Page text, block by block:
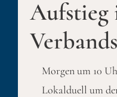
Aufstieg
Morgen um 10
Lokalduell um